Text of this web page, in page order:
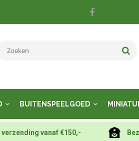
BUITENSPEELGOED
verzending vanaf €150,-